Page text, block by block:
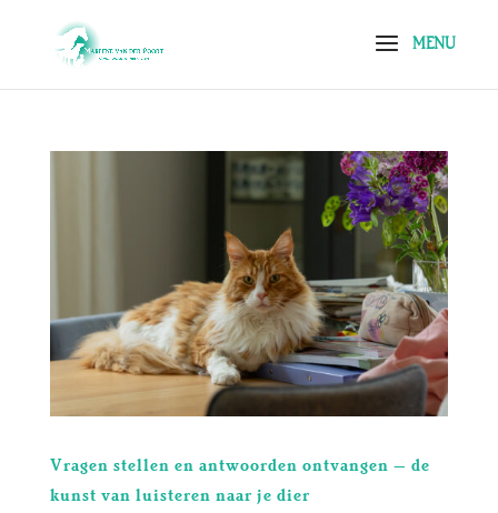
Vragen stellen en antwoorden ontvangen – de
kunst van luisteren naar je dier